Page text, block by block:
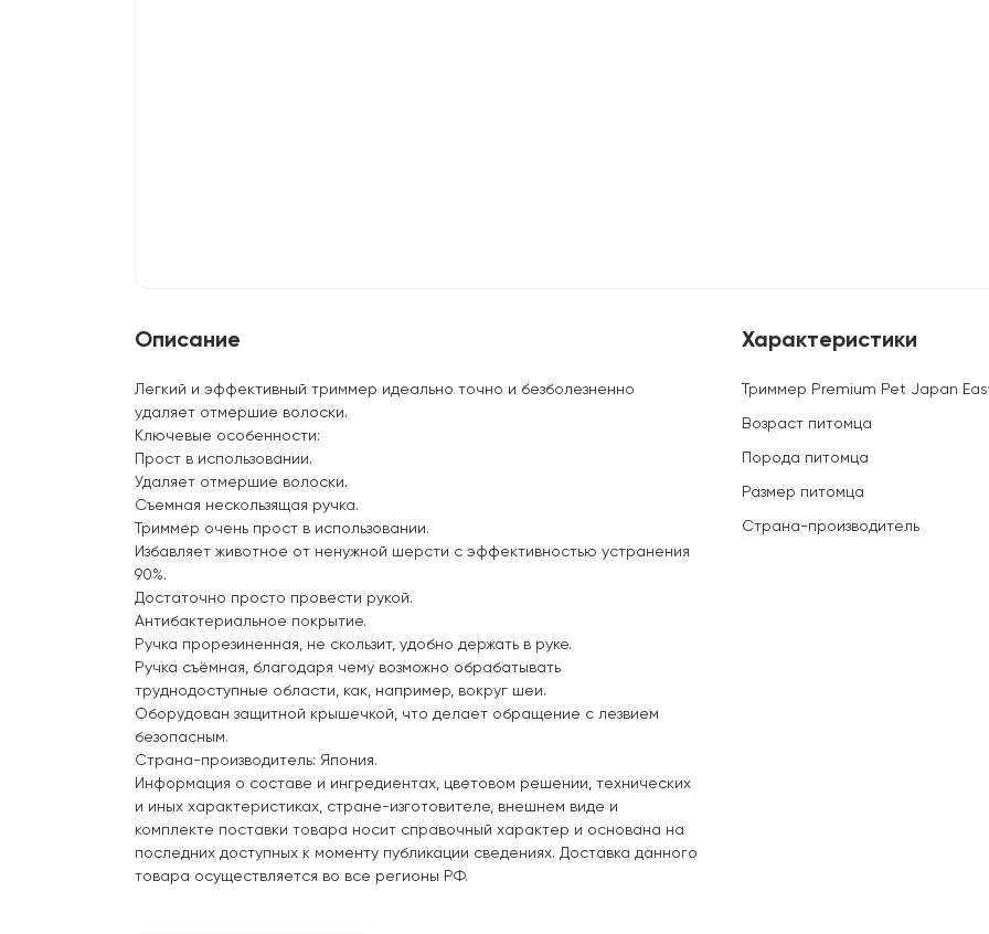
Описание
Легкий и эффективный триммер идеально точно и безболезненно
удаляет отмершие волоски.
Ключевые особенности:
Прост в использовании.
Удаляет отмершие волоски.
Съемная нескользящая ручка.
Триммер очень прост в использовании.
Избавляет животное от ненужной шерсти с эффективностью устранения
90%.
Достаточно просто провести рукой.
Антибактериальное покрытие.
Ручка прорезиненная, не скользит, удобно держать в руке.
Ручка съёмная, благодаря чему возможно обрабатывать
труднодоступные области, как, например, вокруг шеи.
Оборудован защитной крышечкой, что делает обращение с лезвием
безопасным.
Страна-производитель: Япония.
Информация о составе и ингредиентах, цветовом решении, технических
и иных характеристиках, стране-изготовителе, внешнем виде и
комплекте поставки товара носит справочный характер и основана на
последних доступных к моменту публикации сведениях. Доставка данного
товара осуществляется во все регионы РФ.
Характеристики
Триммер Premium Pet Japan
Возраст питомца
Порода питомца
Размер питомца
Страна-производитель